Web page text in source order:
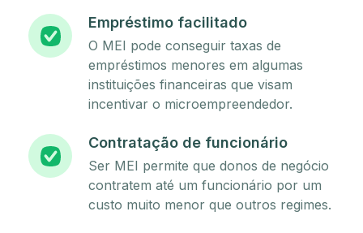
Empréstimo facilitado
O MEI pode conseguir taxas de
empréstimos menores em algumas
instituições financeiras que visam
incentivar o microempreendedor.
Contratação de funcionário
Ser MEI permite que donos de negócio
contratem até um funcionário por um
custo muito menor que outros regimes.